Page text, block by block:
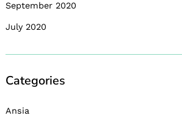
September 2020
July 2020
Categories
Ansia